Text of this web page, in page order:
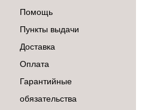
Помощь
Пункты выдачи
Доставка
Оплата
Гарантийные
обязательства